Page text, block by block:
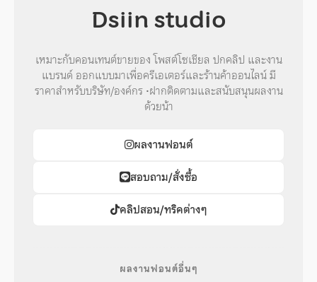
Dsiin studio
เหมาะกับคอนเทนต์ขายของ โพสต์โซเชียล ปกคลิป และงาน
แบรนด์ ออกแบบมาเพื่อครีเอเตอร์และร้านค้าออนไลน์ มี
ราคาสำหรับบริษัท/องค์กร •ฝากติดตามและสนับสนุนผลงาน
ด้วยน้า
ผลงานฟอนต์
สอบถาม/สั่งซื้อ
คลิปสอน/ทริคต่างๆ
ผลงานฟอนต์อื่นๆ